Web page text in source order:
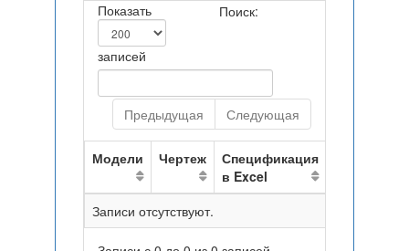
Показать
записей
Поиск:
Предыдущая Следующая
Модели Чертеж
Спецификация
в Excel
Записи отсутствуют.